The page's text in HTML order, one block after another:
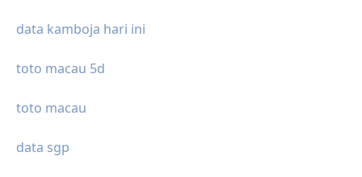
data kamboja hari ini
toto macau 5d
toto macau
data sgp